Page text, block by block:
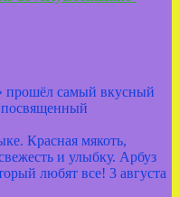
самый вкусный
Красная мякоть,
и улыбку. Арбуз
любят все! 3 августа